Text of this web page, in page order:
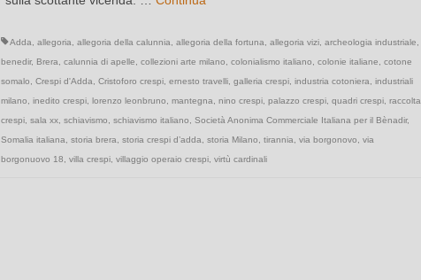
Adda allegoria allegoria della calunnia allegoria della fortuna allegoria vizi, archeologia industriale
benedir, Brera calunnia di apelle collezioni arte milano colonialismo italiano colonie italiane
cotone
somalo
Crespi d'Adda Cristoforo crespi, ernesto travelli, galleria crespi, industria cotoniera
industriali
milano
inedito crespi, lorenzo leonbruno mantegna nino crespi, palazzo crespi, quadri crespi, raccolta
crespi, sala xx, schiavismo schiavismo italiano Società Anonima Commerciale Italiana per il Bènadir,
Somalia italiana
storia brera storia crespi d’adda storia Milano tirannia via borgonovo
via
borgonuovo 18
villa crespi, villaggio operaio crespi, virtù cardinali